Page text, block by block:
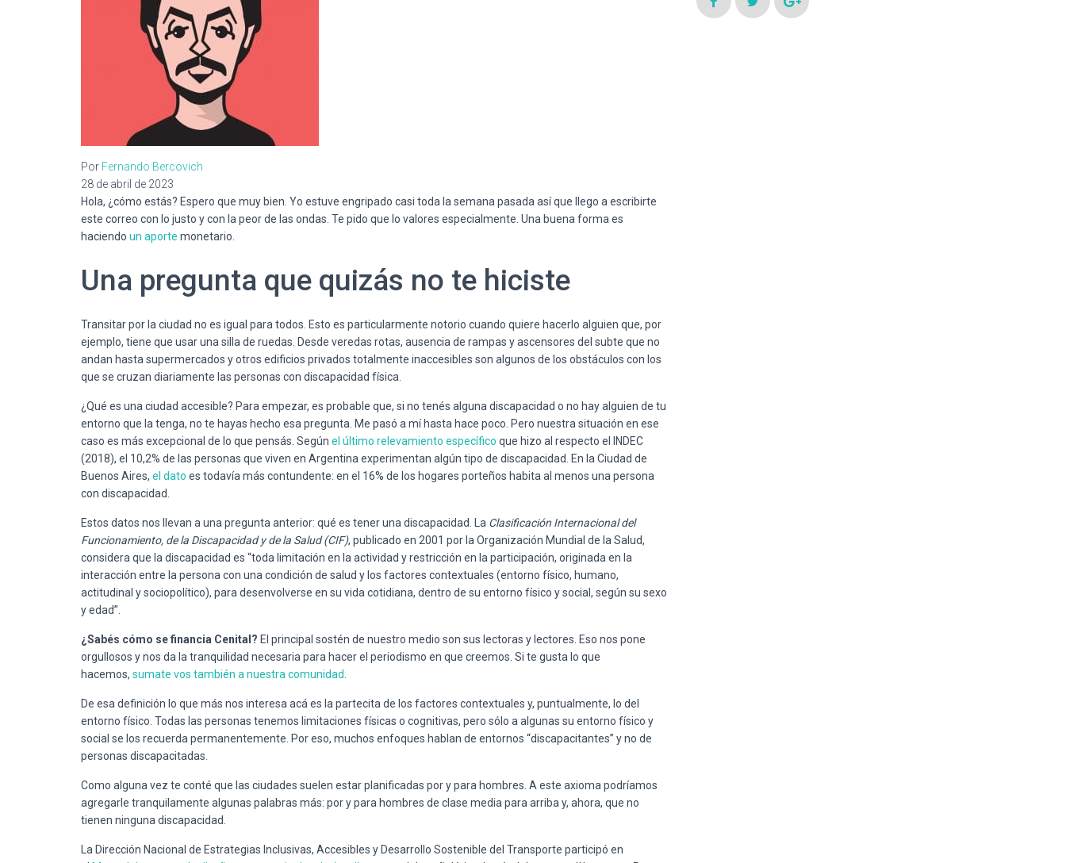
Por Fernando Bercovich
28 de abril de 2023
Hola, ¿cómo estás? Espero que muy bien. Yo estuve engripado casi toda la semana pasada así que llego a escribirte
este correo con lo justo y con la peor de las ondas. Te pido que lo valores especialmente. Una buena forma es
haciendo un aporte monetario.
Una pregunta que quizás no te hiciste
Transitar por la ciudad no es igual para todos. Esto es particularmente notorio cuando quiere hacerlo alguien que, por
ejemplo, tiene que usar una silla de ruedas. Desde veredas rotas, ausencia de rampas y ascensores del subte que no
andan hasta supermercados y otros edificios privados totalmente inaccesibles son algunos de los obstáculos con los
que se cruzan diariamente las personas con discapacidad física.
¿Qué es una ciudad accesible? Para empezar, es probable que, si no tenés alguna discapacidad o no hay alguien de tu
entorno que la tenga, no te hayas hecho esa pregunta. Me pasó a mí hasta hace poco. Pero nuestra situación en ese
caso es más excepcional de lo que pensás. Según el último relevamiento específico que hizo al respecto el INDEC
(2018), el 10,2% de las personas que viven en Argentina experimentan algún tipo de discapacidad. En la Ciudad de
Buenos Aires, el dato es todavía más contundente: en el 16% de los hogares porteños habita al menos una persona
con discapacidad.
Estos datos nos llevan a una pregunta anterior: qué es tener una discapacidad. La Clasificación Internacional del
Funcionamiento, de la Discapacidad y de la Salud (CIF), publicado en 2001 por la Organización Mundial de la Salud,
considera que la discapacidad es “toda limitación en la actividad y restricción en la participación, originada en la
interacción entre la persona con una condición de salud y los factores contextuales (entorno físico, humano,
actitudinal y sociopolítico), para desenvolverse en su vida cotidiana, dentro de su entorno físico y social, según su sexo
y edad”.
¿Sabés cómo se financia Cenital? El principal sostén de nuestro medio son sus lectoras y lectores. Eso nos pone
orgullosos y nos da la tranquilidad necesaria para hacer el periodismo en que creemos. Si te gusta lo que
hacemos, sumate vos también a nuestra comunidad
De esa definición lo que más nos interesa acá es la partecita de los factores contextuales y, puntualmente, lo del
entorno físico. Todas las personas tenemos limitaciones físicas o cognitivas, pero sólo a algunas su entorno físico y
social se los recuerda permanentemente. Por eso, muchos enfoques hablan de entornos “discapacitantes” y no de
personas discapacitadas.
Como alguna vez te conté que las ciudades suelen estar planificadas por y para hombres. A este axioma podríamos
agregarle tranquilamente algunas palabras más: por y para hombres de clase media para arriba y, ahora, que no
tienen ninguna discapacidad.
La Dirección Nacional de Estrategias Inclusivas, Accesibles y Desarrollo Sostenible del Transporte participó en